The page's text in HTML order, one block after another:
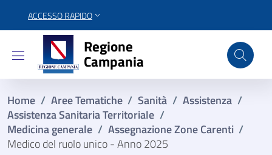
ACCESSO RAPIDO
Regione Campania
Regione
Campania
Home / Aree Tematiche / Sanità / Assistenza /
Assistenza Sanitaria Territoriale /
Medicina generale / Assegnazione Zone Carenti​ /
Medico del ruolo unico - Anno 2025